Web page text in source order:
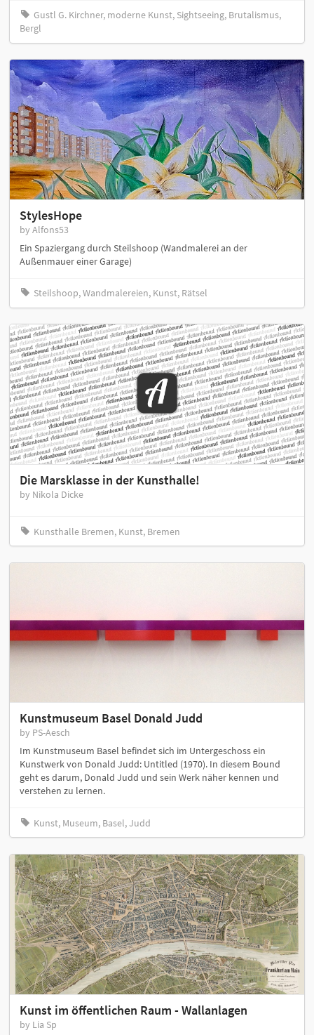
Gustl G. Kirchner, moderne Kunst, Sightseeing, Brutalismus,
Bergl
StylesHope
by Alfons53
Ein Spaziergang durch Steilshoop (Wandmalerei an der
Außenmauer einer Garage)
Steilshoop, Wandmalereien, Kunst, Rätsel
Die Marsklasse in der Kunsthalle!
by Nikola Dicke
Kunsthalle Bremen, Kunst, Bremen
Kunstmuseum Basel Donald Judd
by PS-Aesch
Im Kunstmuseum Basel befindet sich im Untergeschoss ein
Kunstwerk von Donald Judd: Untitled (1970). In diesem Bound
geht es darum, Donald Judd und sein Werk näher kennen und
verstehen zu lernen.
Kunst, Museum, Basel, Judd
Kunst im öffentlichen Raum - Wallanlagen
by Lia Sp